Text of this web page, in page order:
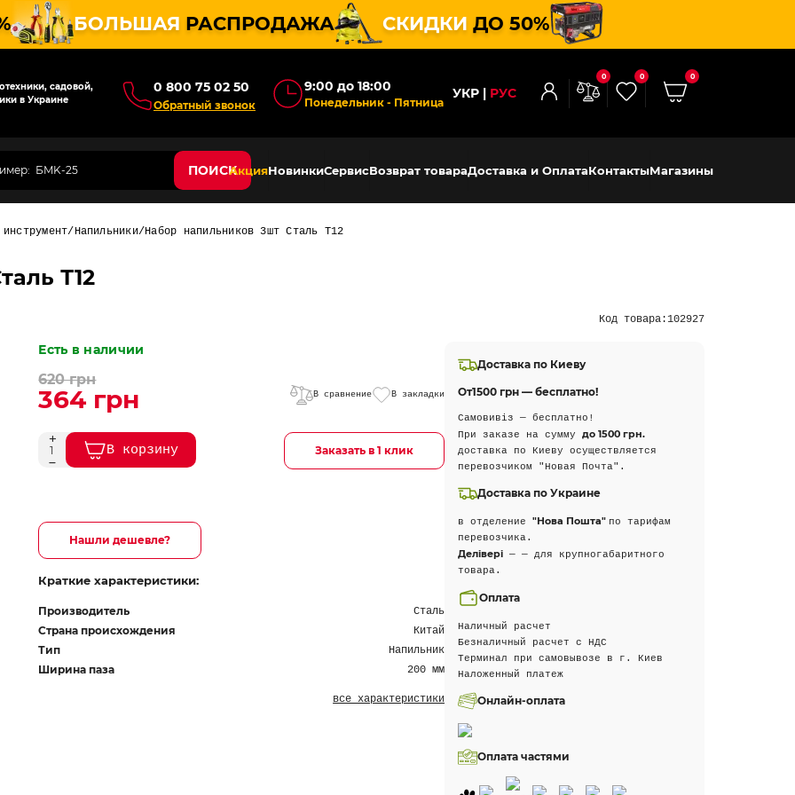
БОЛЬШАЯ РАСПРОДАЖА СКИДКИ ДО 50%
садовой,
в Украине
0 800 75 02 50
Обратный звонок
9:00 до 18:00
Понедельник - Пятница
УКР РУС
0 0 0
ПОИСКАкцияНовинкиСервисВозврат товараДоставка и ОплатаКонтактыМагазины
Напильники Набор напильников 3шт Сталь Т12
Т12
Код товара:102927
Есть в наличии
620 грн
364 грн В сравнение В закладки
В корзину Заказать в 1 клик
Нашли дешевле?
Краткие характеристики:
Производитель Сталь
Страна происхождения Китай
Тип Напильник
Ширина паза 200 мм
все характеристики
Доставка по Киеву
От1500 грн — бесплатно!
Самовивіз — бесплатно!
При заказе на суммудо 1500 грн.
доставка по Киеву осуществляется
перевозчиком "Новая Почта".
Доставка по Украине
в отделение"Нова Пошта" по тарифам
перевозчика.
Делівері — — для крупногабаритного
товара.
Оплата
Наличный расчет
Безналичный расчет с НДС
Терминал при самовывозе в г. Киев
Наложенный платеж
Онлайн-оплата
Оплата частями